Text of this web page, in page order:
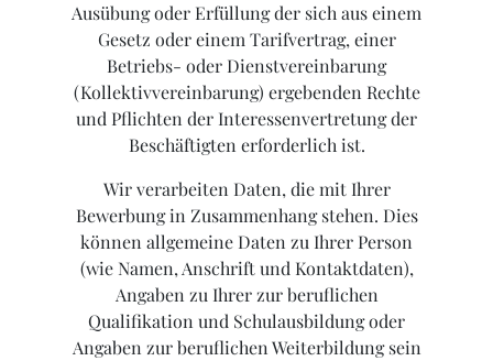
Ausübung oder Erfüllung der sich aus einem
Gesetz oder einem Tarifvertrag, einer
Betriebs- oder Dienstvereinbarung
(Kollektivvereinbarung) ergebenden Rechte
und Pflichten der Interessenvertretung der
Beschäftigten erforderlich ist.
Wir verarbeiten Daten, die mit Ihrer
Bewerbung in Zusammenhang stehen. Dies
können allgemeine Daten zu Ihrer Person
(wie Namen, Anschrift und Kontaktdaten),
Angaben zu Ihrer zur beruflichen
Qualifikation und Schulausbildung oder
Angaben zur beruflichen Weiterbildung sein